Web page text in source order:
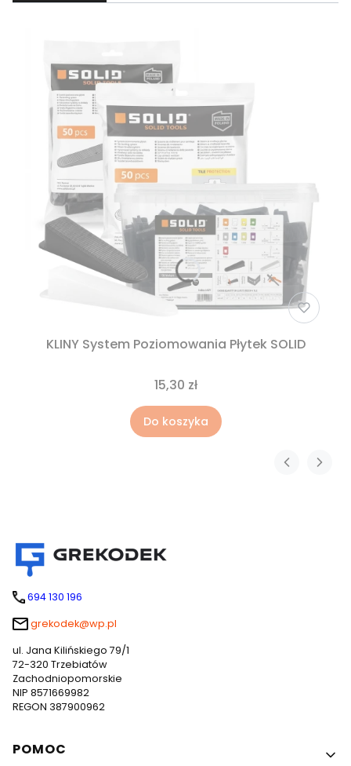
KLINY System Poziomowania Płytek SOLID
15,30 zł
Do koszyka
694 130 196
grekodek@wp.pl
ul. Jana Kilińskiego 79/1
72-320 Trzebiatów
Zachodniopomorskie
NIP 8571669982
REGON 387900962
Linki w stopce
POMOC